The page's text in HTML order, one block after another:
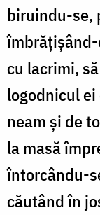
biruindu-se,
îmbrățișând-
cu lacrimi,
logodnicul
neam și de
la masă
întorcându-
căutând în